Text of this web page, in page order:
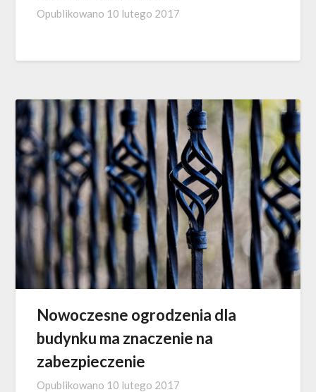
Opublikowano 10 lutego 2017
Nowoczesne ogrodzenia dla
budynku ma znaczenie na
zabezpieczenie
Opublikowano 10 lutego 2017